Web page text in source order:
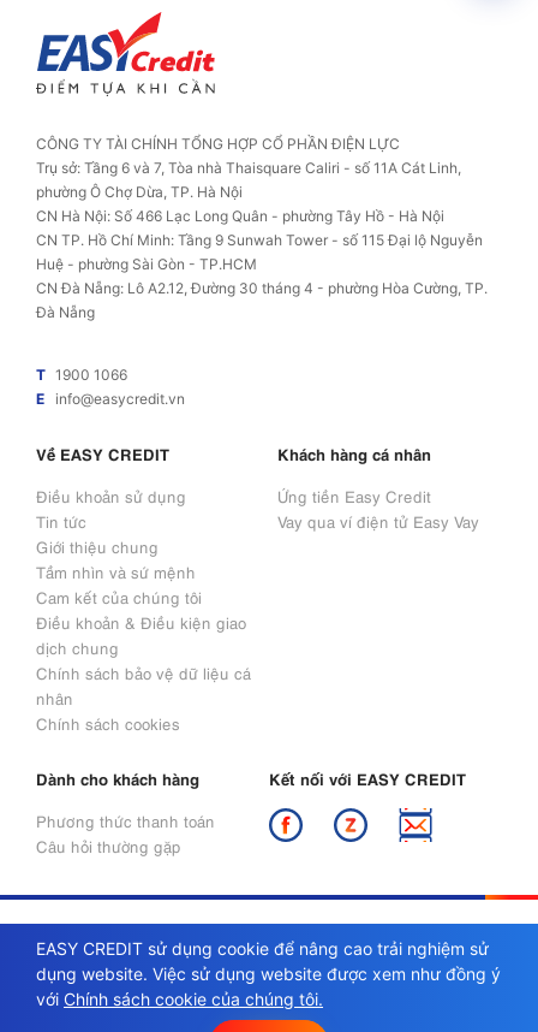
EASY CREDIT sử dụng cookie để nâng cao trải nghiệm sử
dụng website. Việc sử dụng website được xem như đồng ý
với Chính sách cookie của chúng tôi.
CÔNG TY TÀI CHÍNH TỔNG HỢP CỔ PHẦN ĐIỆN LỰC
Trụ sở: Tầng 6 và 7, Tòa nhà Thaisquare Caliri - số 11A Cát Linh,
phường Ô Chợ Dừa, TP. Hà Nội
CN Hà Nội: Số 466 Lạc Long Quân - phường Tây Hồ - Hà Nội
CN TP. Hồ Chí Minh: Tầng 9 Sunwah Tower - số 115 Đại lộ Nguyễn
Huệ - phường Sài Gòn - TP.HCM
CN Đà Nẵng: Lô A2.12, Đường 30 tháng 4 - phường Hòa Cường, TP.
Đà Nẵng
T 1900 1066
E info@easycredit.vn
Về EASY CREDIT
Điều khoản sử dụng
Tin tức
Giới thiệu chung
Tầm nhìn và sứ mệnh
Cam kết của chúng tôi
Điều khoản & Điều kiện giao
dịch chung
Chính sách bảo vệ dữ liệu cá
nhân
Chính sách cookies
Khách hàng cá nhân
Ứng tiền Easy Credit
Vay qua ví điện tử Easy Vay
Dành cho khách hàng
Phương thức thanh toán
Câu hỏi thường gặp
Kết nối với EASY CREDIT
Ứng dụngEasy Credit - Tài chính số ứng tiền nhanh chóng
chỉ sau 02 phút.